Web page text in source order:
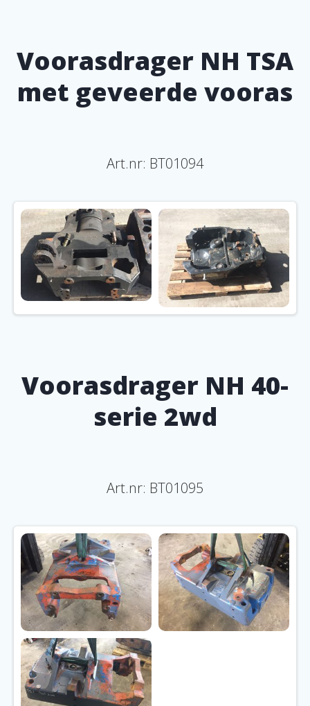
Voorasdrager NH TSA
met geveerde vooras
Art.nr: BT01094
Voorasdrager NH 40-
serie 2wd
Art.nr: BT01095